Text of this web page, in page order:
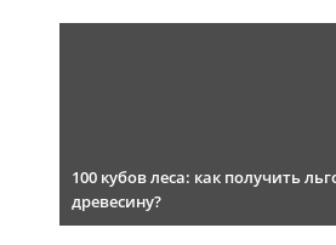
100 кубов леса: как получить
древесину?